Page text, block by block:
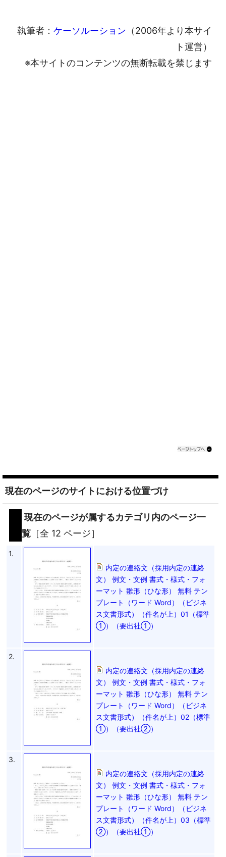
執筆者： ケーソルーション （2006年より本サイ
ト運営）
※本サイトのコンテンツの無断転載を禁じます
現在のページのサイトにおける位置づけ
現在のページが属するカテゴリ内のページ一
覧 ［全 12 ページ］
1.
内定の連絡文（採用内定の連絡
文） 例文・文例 書式・様式・フォ
ーマット 雛形（ひな形） 無料 テン
プレート（ワード Word）（ビジネ
ス文書形式）（件名が上）01（標準
①）（要出社①）
2.
内定の連絡文（採用内定の連絡
文） 例文・文例 書式・様式・フォ
ーマット 雛形（ひな形） 無料 テン
プレート（ワード Word）（ビジネ
ス文書形式）（件名が上）02（標準
①）（要出社②）
3.
内定の連絡文（採用内定の連絡
文） 例文・文例 書式・様式・フォ
ーマット 雛形（ひな形） 無料 テン
プレート（ワード Word）（ビジネ
ス文書形式）（件名が上）03（標準
②）（要出社①）